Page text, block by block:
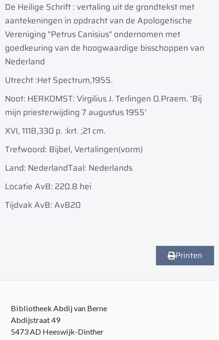
De Heilige Schrift : vertaling uit de grondtekst met
aantekeningen in opdracht van de Apologetische
Vereniging "Petrus Canisius" ondernomen met
goedkeuring van de hoogwaardige bisschoppen van
Nederland
Utrecht :Het Spectrum,1955.
Noot: HERKOMST: Virgilius J. Terlingen O.Praem. 'Bij
mijn priesterwijding 7 augustus 1955'
XVI, 1118,330 p. :krt. ;21 cm.
Trefwoord: Bijbel, Vertalingen(vorm)
Land: NederlandTaal: Nederlands
Locatie AvB: 220.8 hei
Tijdvak AvB: AvB20
Printen
Bibliotheek Abdij van Berne
Abdijstraat 49
5473 AD Heeswijk-Dinther